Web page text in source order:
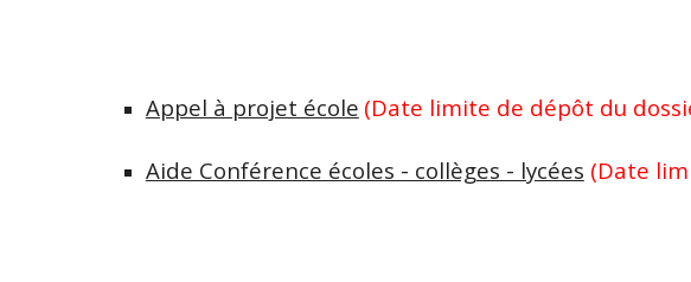
Appel à projet école (Date limite de dépôt du
Aide Conférence écoles - collèges - lycées (Date